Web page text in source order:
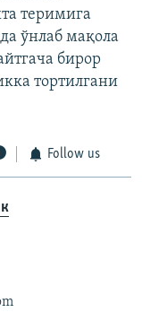
теримига
ўнлаб мақола
бирор
тортилгани
Follow us